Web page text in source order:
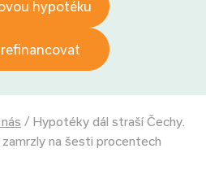
hypotéku
/ Hypotéky dál straší Čechy.
na šesti procentech